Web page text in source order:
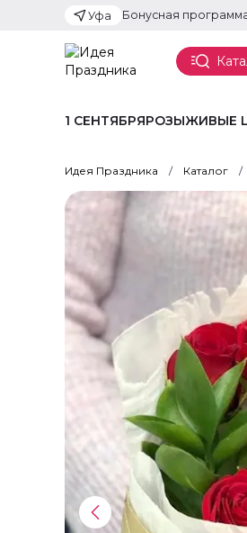
Уфа Бонусная
1 СЕНТЯБРЯРОЗЫЖИВЫЕ
Идея Праздника Каталог